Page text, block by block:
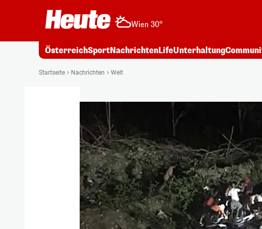
Wien 30°
ÖsterreichSportNachrichtenLifeUnterhaltung
Startseite Nachrichten Welt